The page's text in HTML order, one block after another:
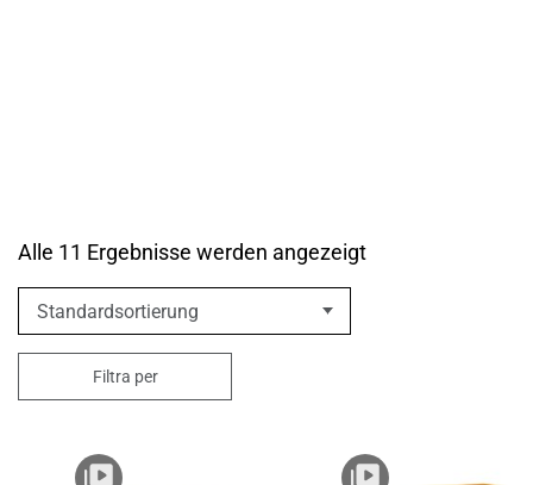
Alle 11 Ergebnisse werden angezeigt
Filtra per